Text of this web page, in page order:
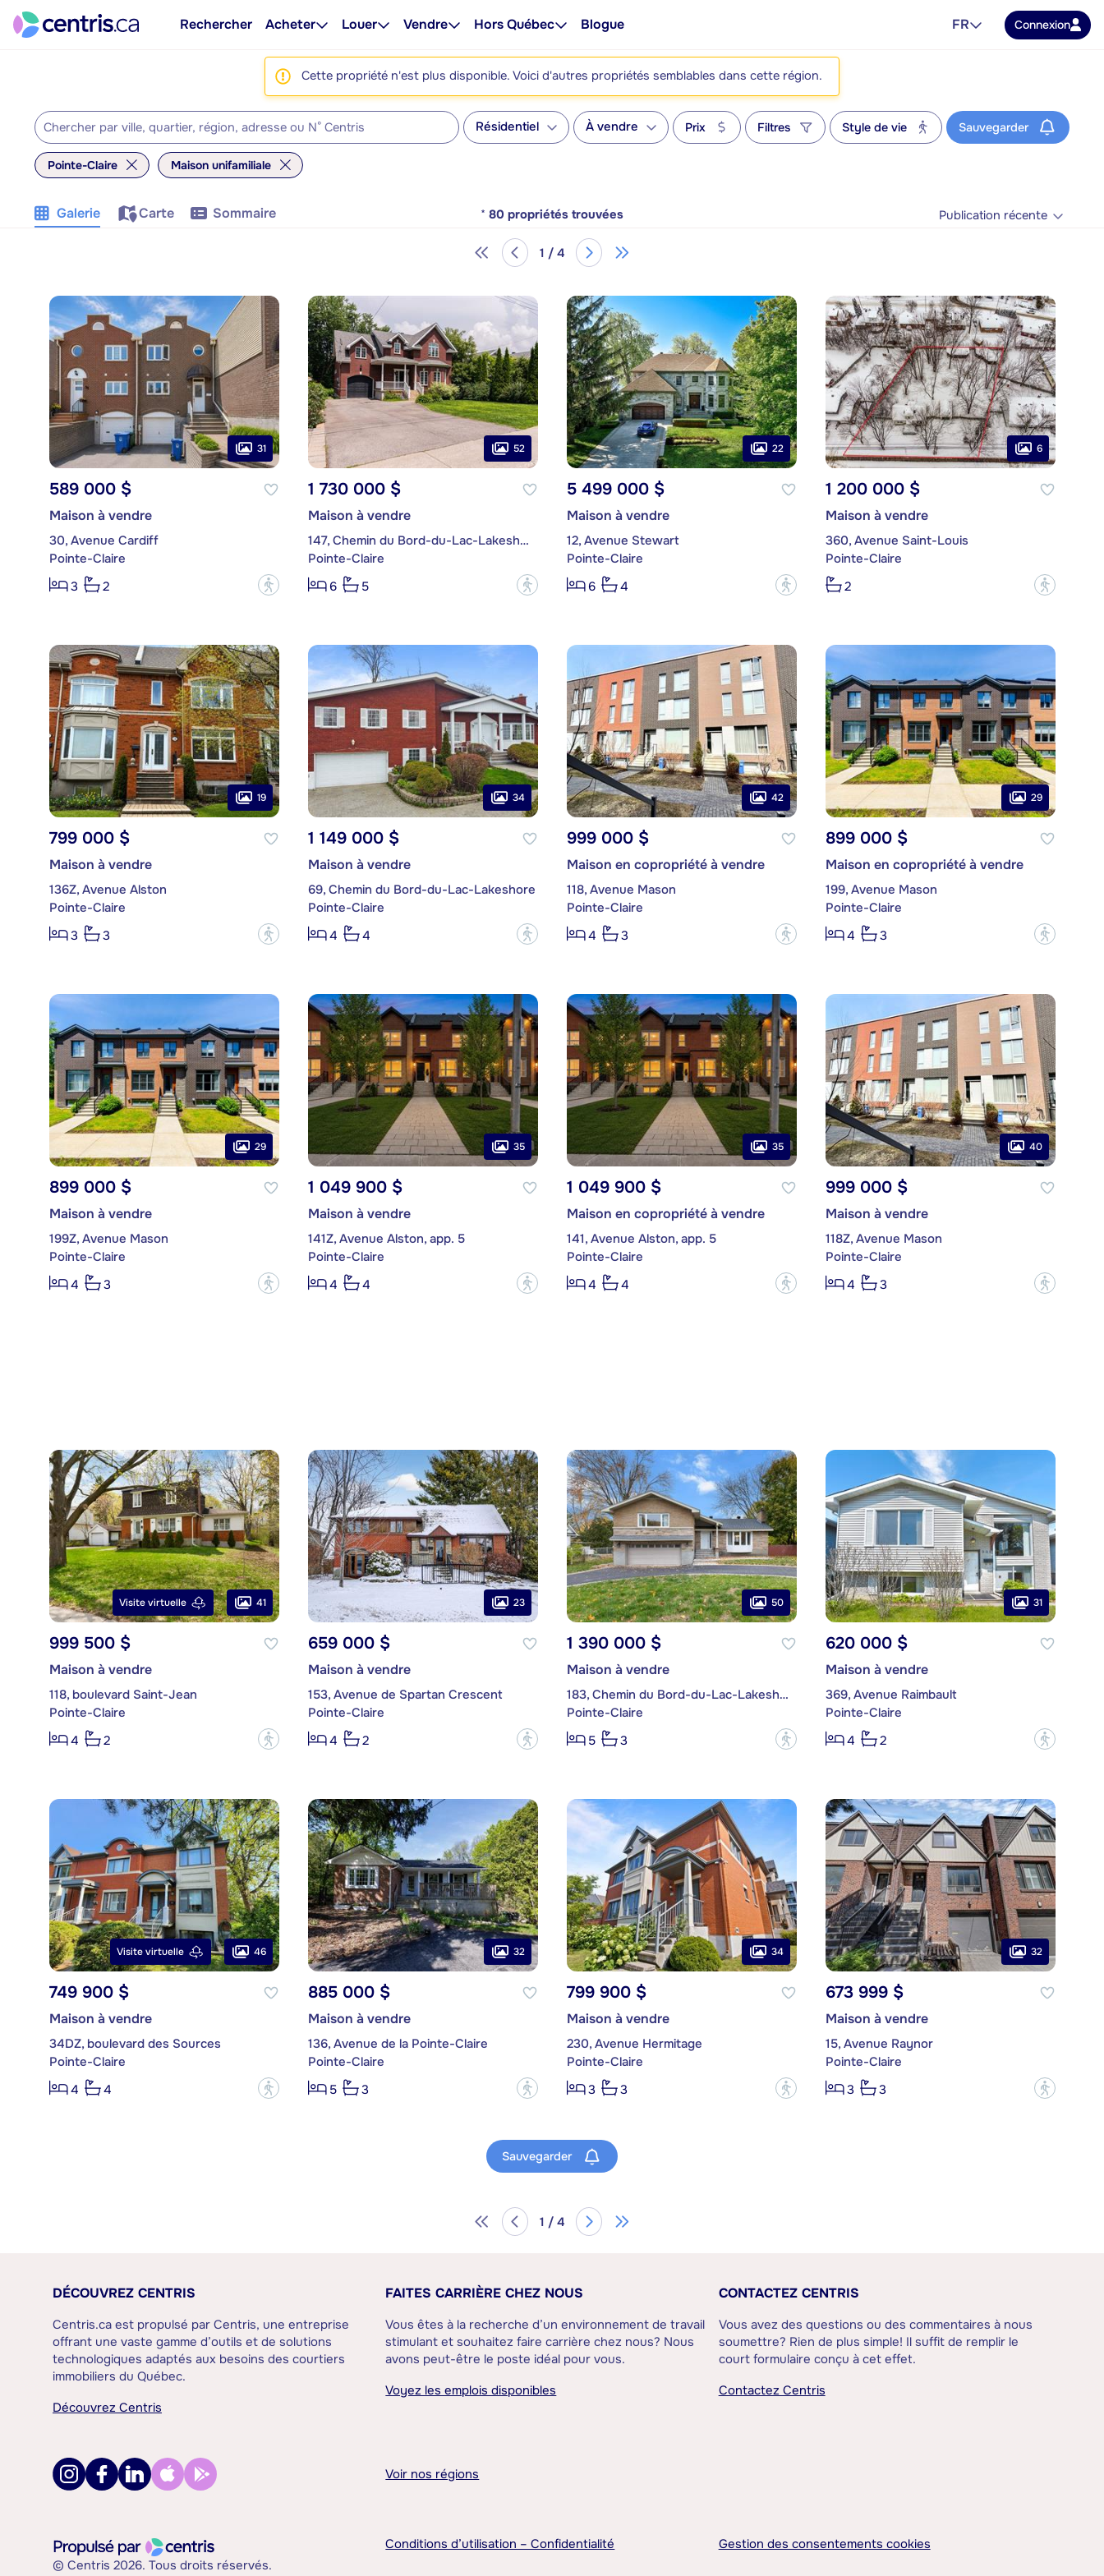
Rechercher Acheter Louer Vendre Hors Québec Blogue FR Connexion
Cette propriété n'est plus disponible. Voici d'autres propriétés semblables dans cette région.
Résidentiel À vendre Prix Filtres Style de vie Sauvegarder
Pointe-Claire Maison unifamiliale
Galerie Carte Sommaire * 80 propriétés trouvées Publication récente
1 / 4
31
589 000 $
Maison à vendre
30, Avenue Cardiff
Pointe-Claire
3
2 ?
52
1 730 000 $
Maison à vendre
147, Chemin du Bord-du-Lac-Lakeshore
Pointe-Claire
6
5 ?
22
5 499 000 $
Maison à vendre
12, Avenue Stewart
Pointe-Claire
6
4 ?
6
1 200 000 $
Maison à vendre
360, Avenue Saint-Louis
Pointe-Claire
2
?
19
799 000 $
Maison à vendre
136Z, Avenue Alston
Pointe-Claire
3
3 ?
34
1 149 000 $
Maison à vendre
69, Chemin du Bord-du-Lac-Lakeshore
Pointe-Claire
4
4 ?
42
999 000 $
Maison en copropriété à vendre
118, Avenue Mason
Pointe-Claire
4
3 ?
29
899 000 $
Maison en copropriété à vendre
199, Avenue Mason
Pointe-Claire
4
3 ?
29
899 000 $
Maison à vendre
199Z, Avenue Mason
Pointe-Claire
4
3 ?
35
1 049 900 $
Maison à vendre
141Z, Avenue Alston, app. 5
Pointe-Claire
4
4 ?
35
1 049 900 $
Maison en copropriété à vendre
141, Avenue Alston, app. 5
Pointe-Claire
4
4 ?
40
999 000 $
Maison à vendre
118Z, Avenue Mason
Pointe-Claire
4
3 ?
Visite virtuelle 41
999 500 $
Maison à vendre
118, boulevard Saint-Jean
Pointe-Claire
4
2 ?
23
659 000 $
Maison à vendre
153, Avenue de Spartan Crescent
Pointe-Claire
4
2 ?
50
1 390 000 $
Maison à vendre
183, Chemin du Bord-du-Lac-Lakeshore
Pointe-Claire
5
3 ?
31
620 000 $
Maison à vendre
369, Avenue Raimbault
Pointe-Claire
4
2 ?
Visite virtuelle 46
749 900 $
Maison à vendre
34DZ, boulevard des Sources
Pointe-Claire
4
4 ?
32
885 000 $
Maison à vendre
136, Avenue de la Pointe-Claire
Pointe-Claire
5
3 ?
34
799 900 $
Maison à vendre
230, Avenue Hermitage
Pointe-Claire
3
3 ?
32
673 999 $
Maison à vendre
15, Avenue Raynor
Pointe-Claire
3
3 ?
Sauvegarder
1 / 4
DÉCOUVREZ CENTRIS
Centris.ca est propulsé par Centris, une entreprise
offrant une vaste gamme d’outils et de solutions
technologiques adaptés aux besoins des courtiers
immobiliers du Québec.
Découvrez Centris
FAITES CARRIÈRE CHEZ NOUS
Vous êtes à la recherche d’un environnement de travail
stimulant et souhaitez faire carrière chez nous? Nous
avons peut-être le poste idéal pour vous.
Voyez les emplois disponibles
CONTACTEZ CENTRIS
Vous avez des questions ou des commentaires à nous
soumettre? Rien de plus simple! Il suffit de remplir le
court formulaire conçu à cet effet.
Contactez Centris
Voir nos régions
© Centris 2026. Tous droits réservés.
Conditions d’utilisation – Confidentialité Gestion des consentements cookies